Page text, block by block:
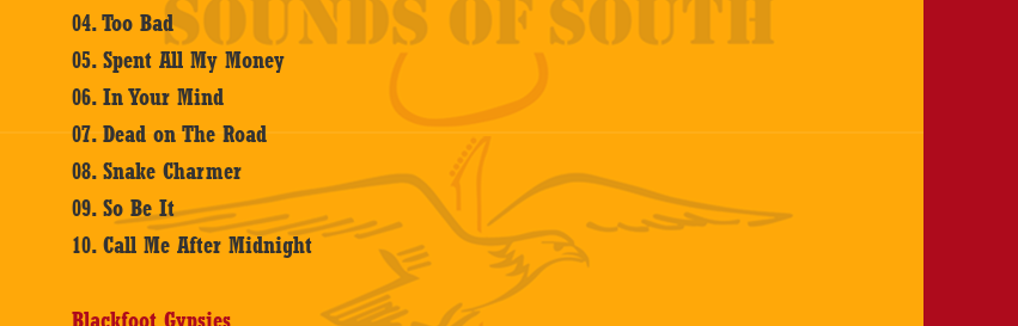
04. Too Bad
05. Spent All My Money
06. In Your Mind
07. Dead on The Road
08. Snake Charmer
09. So Be It
10. Call Me After Midnight
Blackfoot Gypsies